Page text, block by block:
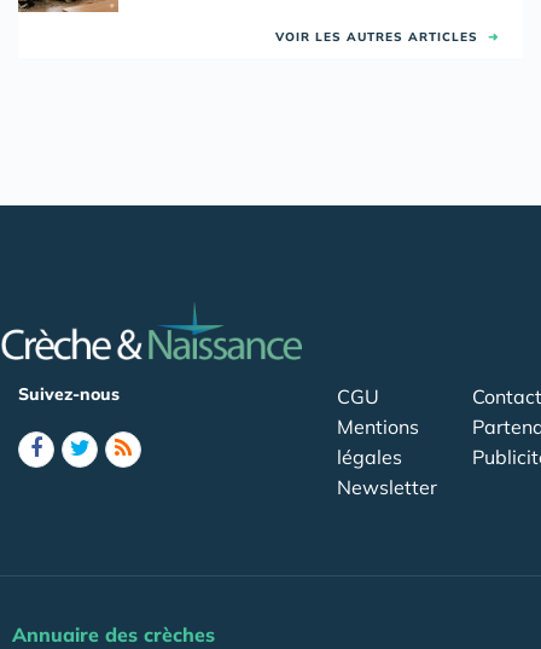
VOIR LES AUTRES ARTICLES ➜
Suivez-nous
CGU
Mentions
légales
Newsletter
Contact
Annuaire des crèches